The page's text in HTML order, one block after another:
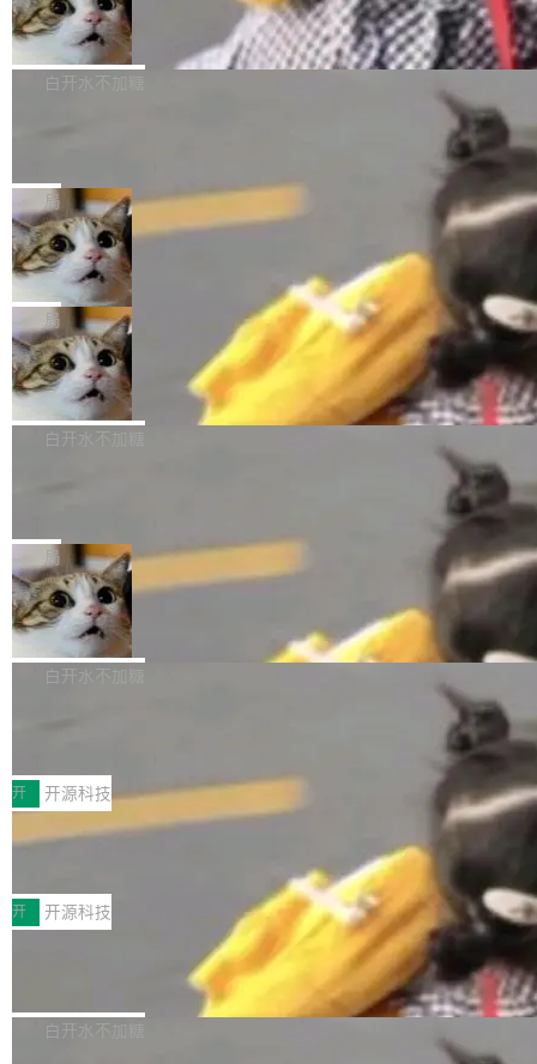
型。谁在开源赛道上领先，...
简单：开发者工具必须开源。 理由不是传统的自
由软件情怀，而是一个跟 AI agent 直接相关的
技术判断。 两行 prompt 就能个性化任何软件 C
i）在 X 上发帖： 「如果你是 Agent Harness 相
关开源项目的开发者，希望参加 DeepSeek Har
ness 的内测，可以回复或私信联系我。请附上
Harness 负责把能力落到真实环境中——调用工
具、读写文件、管理上下文、处理错误、完成闭
环。崔添翼招人的标...
商汤 SenseNova U1.5-Lite-Preview
开源
商汤科技宣布面向社区开源轻量级统一多模态模
型的预览版本 SenseNova U1.5-Lite-Preview。
理解、推理、生成与编辑，还仅以 8B-MoT 的轻
量大小，将能力推进到4K、更精细的真实质感、
更复杂的视觉控制和可持续迭代编辑。 相比 U
1，U1.5-Lite-Preview 在以下方向上带来了显著
提升： 原生支持4K图像生成； 更精细的局部纹
理、细节与真实世界质感； 更准确的中英文文字
生成与复杂版式组织； 更稳定的图...
白开水不加糖
nap。这次是 hwctl——一个用来检查 Ubuntu
硬件认证状态的命令行工具。 Canonical 工程师
Alan Griffiths 在邮件列表中说得很直白：「hwc
tl 是一个 Ubuntu 专有的包，它和它的依赖项都
是 Ubuntu 专有的，不会用在其他发行版上。」
所以 deb 版本的受众实际上为零。既然只有 Ub
untu 用户在用，那用 snap 打包就没什么可纠结
的。 从 deb 到 snap 的迁移路径 hwctl 是 rust-
hwlib 硬件 API 库的一部分，命令行工具负责查
局
Dario Amodei 担心新人来 Anthropic
只为金钱，不为使命
顶级 AI 研究员在两家公司之间来回跳，中间只
隔了几天。 Lilian Weng 上周刚宣布因健康原因
离开 Thinking Machines Lab，说自己作为联合
创始人的角色「太累了」。几天后，The Inform
ation 就曝出她将重回 OpenAI，负责递归自我
改进方向的研究。她是 Thinking Machines 过
一在人才争夺战中失血的公司。六月，Google
连失两员大将：Noam Shazeer 去了 Op...
局
FFmpeg 9.0 发布
FFmpeg 9.0 现已发布，包含多项改进。官方更
新日志列出的 9.0 版本主要更新内容如下： 扩
er HE-AAC 960 解码 (DAB+) transpose_cuda
filter 添加 AMF Frame Rate Converter (vf_frc
_amf) filter SMPTE 2094-50 元数据支持和直
通 ProRes RAW VideoToolbox 硬件加速器 AP
V ...
白开水不加糖
Code 在 X 上发帖：「DeepSeek Flash did 8T
tokens on August 1st. 5T of free usage + 3T
on OpenCode Go.」79.8 万次浏览，连带着 #
DeepSeek一天消耗了8万亿# 上了微博热搜——
注意这是 OpenCode 一家的消耗。 OpenCode
不完。」5T 来自免费额度，3T 来自 Go...
局
NetBSD 11.0 正式发布
NetBSD 11.0 现已正式发布，这是 NetBSD 操
作系统的第十八个主要版本。 自 NetBSD 10.1
ve JH71XX 的设备，例如 VisionFive 2、PINE
64 STAR64，以及 QEMU。 增强了对 POSIX.1
-2024 和 C23 编程接口标准的兼容性。 compat
_linux(8) 增强了对 Linux 系统调用的支持，包
括 epoll（围绕 kqueue 实现）、POSIX 消息队
列、...
白开水不加糖
案
享会在上海举办。鸿蒙生态的全场景智慧营销平
台鲸鸿动能协同华为游戏中心，面向游戏行业开
发者及生态伙伴，系统呈现了平台在游戏领域的
完整能力版图——从IAP高价值用户的全周期经
营、到IAA游戏的“买变一体”正循环、再到联运与
广告协同的全链路经营闭环，以及面向全球市场
的出海增长布局。 华为终端云业务商业化销售负
责人在开场致辞中表示，游戏开发者的核心诉求
已不再是“多一个投放渠道”，而是一套能够持续
开 开源科技
技嘉X3D系列再添新成员 B850 AORU
面向AMD Ryzen X3D处理器玩家，技嘉X3D系
列主板阵容迎来新成员——B850 AORUS ELITE
X3D。作为面向主流高性能平台打造的全新主板
产品，B850 AORUS ELITE X3D延续技嘉在X3
D平台优化上的技术积累，旨在为游戏玩家带来
更稳定、更高效的装机选择。 B850 AORUS ELI
开 开源科技
Zadig v5.0 发布：AI 发布专员与 AI 审
我们团队这几天最大的卡点不是 AI 写得不够
好，是 AI 写得太好了。 好到审查排期从两天的
白开水不加糖